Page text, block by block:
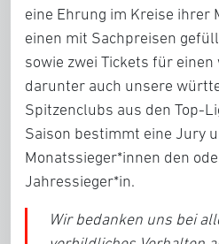
eine Ehrung im Kreise ihrer
einen mit Sachpreisen
sowie zwei Tickets für
darunter auch unsere
Spitzenclubs aus den Top-
Saison bestimmt eine Jury
Monatssieger*innen den
Jahressieger*in.
Wir bedanken uns bei